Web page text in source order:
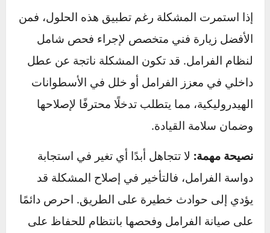
الدواسة.
إذا لاحظت تغيرًا طفيفًا في مستوى الدواسة بعد
تشغيل المحرك، فهذا يعني أن المعزز يعمل بشكل
جيد، أما إذا لم يتغير شيء، فقد يكون هناك خلل
يحتاج إلى إصلاح.
إذا استمرت المشكلة رغم تطبيق هذه الحلول، فمن
الأفضل زيارة فني متخصص لإجراء فحص شامل
لنظام الفرامل. قد تكون المشكلة ناتجة عن عطل